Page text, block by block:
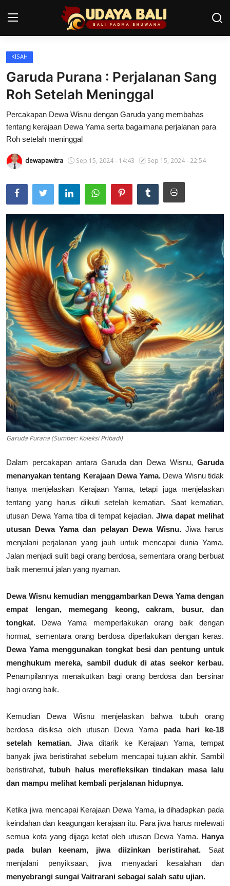
Home
Pura
Desa Adat
Tradisi
Kearifan lokal
Kisah
Usadha
Indonesia
KISAH
Garuda Purana : Perjalanan Sang
Roh Setelah Meninggal
Percakapan Dewa Wisnu dengan Garuda yang membahas
tentang kerajaan Dewa Yama serta bagaimana perjalanan para
Roh setelah meninggal
dewapawitra Sep 15, 2024 - 14:43 Sep 15, 2024 - 22:54
Garuda Purana (Sumber: Koleksi Pribadi)
Dalam percakapan antara Garuda dan Dewa Wisnu, Garuda
menanyakan tentang Kerajaan Dewa Yama. Dewa Wisnu tidak
hanya menjelaskan Kerajaan Yama, tetapi juga menjelaskan
tentang yang harus diikuti setelah kematian. Saat kematian,
utusan Dewa Yama tiba di tempat kejadian. Jiwa dapat melihat
utusan Dewa Yama dan pelayan Dewa Wisnu.Jiwa harus
menjalani perjalanan yang jauh untuk mencapai dunia Yama.
Jalan menjadi sulit bagi orang berdosa, sementara orang berbuat
baik menemui jalan yang nyaman.
Dewa Wisnu kemudian menggambarkan Dewa Yama dengan
empat lengan, memegang keong, cakram, busur, dan
tongkat. Dewa Yama memperlakukan orang baik dengan
hormat, sementara orang berdosa diperlakukan dengan keras.
Dewa Yama menggunakan tongkat besi dan pentung untuk
menghukum mereka, sambil duduk di atas seekor kerbau.
Penampilannya menakutkan bagi orang berdosa dan bersinar
bagi orang baik.
Kemudian Dewa Wisnu menjelaskan bahwa tubuh orang
berdosa disiksa oleh utusan Dewa Yama pada hari ke-18
setelah kematian. Jiwa ditarik ke Kerajaan Yama, tempat
banyak jiwa beristirahat sebelum mencapai tujuan akhir. Sambil
beristirahat,tubuh halus merefleksikan tindakan masa lalu
dan mampu melihat kembali perjalanan hidupnya.
Ketika jiwa mencapai Kerajaan Dewa Yama, ia dihadapkan pada
keindahan dan keagungan kerajaan itu. Para jiwa harus melewati
semua kota yang dijaga ketat oleh utusan Dewa Yama. Hanya
pada bulan keenam, jiwa diizinkan beristirahat. Saat
menjalani penyiksaan, jiwa menyadari kesalahan dan
menyebrangi sungai Vaitrarani sebagai salah satu ujian.